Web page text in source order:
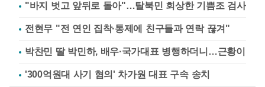
"바지 벗고 앞뒤로 돌아"…탈북민 회상한 기쁨조 검사
전현무 "전 연인 집착·통제에 친구들과 연락 끊겨"
박찬민 딸 박민하, 배우·국가대표 병행하더니…근황이
'300억원대 사기 혐의' 차가원 대표 구속 송치